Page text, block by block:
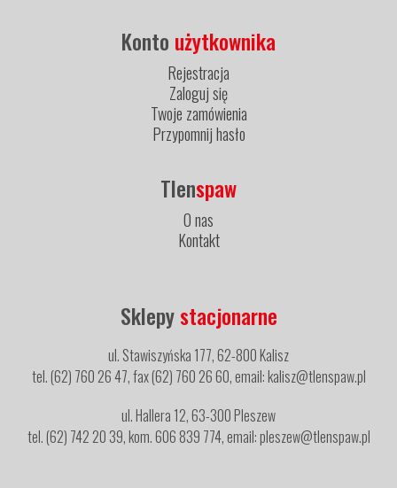
Konto użytkownika
Rejestracja
Zaloguj się
Twoje zamówienia
Przypomnij hasło
Tlenspaw
O nas
Kontakt
Sklepystacjonarne
ul. Stawiszyńska 177, 62-800 Kalisz
tel. (62) 760 26 47, fax (62) 760 26 60, email: kalisz@tlenspaw.pl
ul. Hallera 12, 63-300 Pleszew
tel. (62) 742 20 39, kom. 606 839 774, email: pleszew@tlenspaw.pl